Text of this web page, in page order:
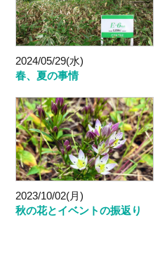
2024/05/29(水)
春、夏の事情
2023/10/02(月)
秋の花とイベントの振返り